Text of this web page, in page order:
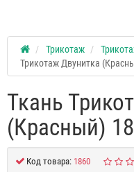
Трикотаж
Трикотаж Двунитка
Ткань
(Красный)
Код товара: 1860